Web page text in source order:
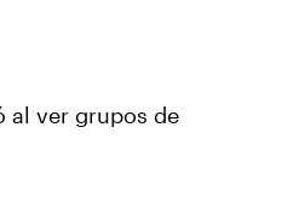
al ver grupos de